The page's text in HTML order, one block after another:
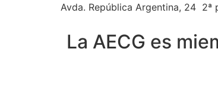
Avda. República Argentina, 24 2ª
La AECG es